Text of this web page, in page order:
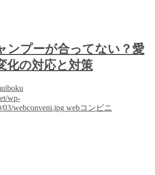
ンプーが合ってない？愛
化の対応と対策
wp-
03/webconveni.jpg webコンビニ